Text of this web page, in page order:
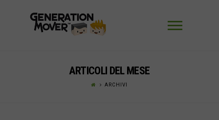
ARTICOLI DEL MESE
ARCHIVI